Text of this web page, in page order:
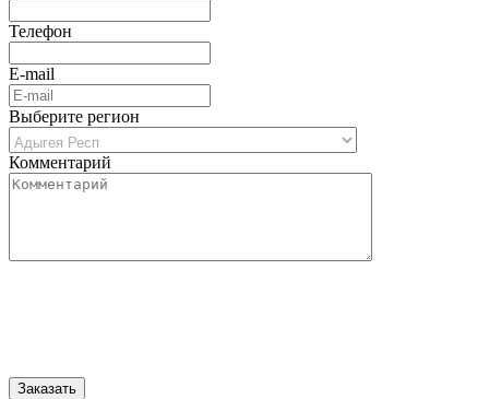
Телефон
E-mail
Выберите регион
Комментарий